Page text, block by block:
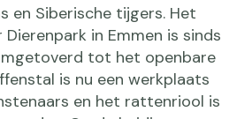
en Siberische tijgers. Het
in Emmen is sinds
tot het openbare
is nu een werkplaats
en het rattenriool is